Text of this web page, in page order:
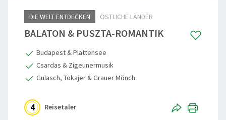
60plus
Clubreisen
Reisegutschein
Gruppenermäßigung
Reiseinfos, Qualität & Sicherheit
Reiseschutz-Versicherung
Häufige Fragen (FAQ)
Standorte
Nachhaltigkeit
DIE WELT ENTDECKEN ÖSTLICHE LÄNDER
BALATON & PUSZTA-ROMANTIK
Budapest & Plattensee
Csardas & Zigeunermusik
Gulasch, Tokajer & Grauer Mönch
4 Reisetaler